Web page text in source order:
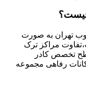
تهران به صورت
مراکز ترک
تخصص کادر
رفاهی مجموعه